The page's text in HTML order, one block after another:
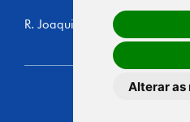
Alterar as
GABINETE
R. Joaquim das Neves, 205 -
CEP: